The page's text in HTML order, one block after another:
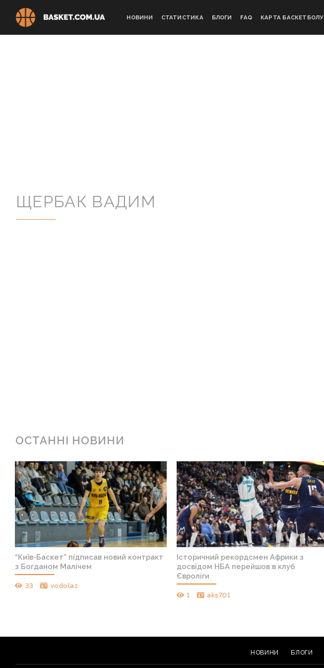
НОВИНИ СТАТИСТИКА БЛОГИ FAQ КАРТА БАСКЕТБОЛУ
ЩЕРБАК ВАДИМ
ОСТАННІ НОВИНИ
“Київ-Баскет” підписав новий контракт
з Богданом Малічем
33 vodolaz
Історичний рекордсмен Африки з
досвідом НБА перейшов в клуб
Євроліги
1 aks701
НОВИНИ БЛОГИ